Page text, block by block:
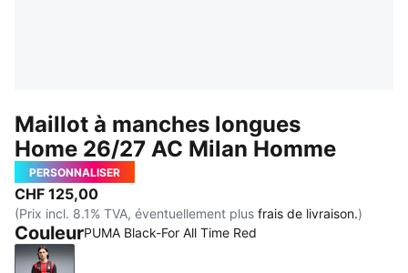
Maillot à manches longues
Home 26/27 AC Milan Homme
PERSONNALISER
CHF 125,00
(Prix incl. 8.1% TVA, éventuellement plus frais de livraison.)
CouleurPUMA Black-For All Time Red